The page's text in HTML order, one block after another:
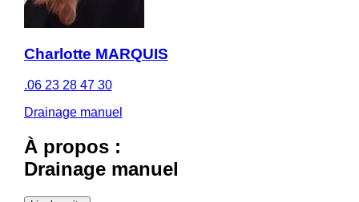
Charlotte MARQUIS
.06 23 28 47 30
Drainage manuel
À propos :
Drainage manuel